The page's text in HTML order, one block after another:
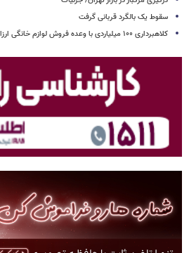
سقوط یک بالگرد قربانی گرفت
کلاهبرداری ۱۰۰ میلیاردی با وعده فروش لوازم خانگی ارزان